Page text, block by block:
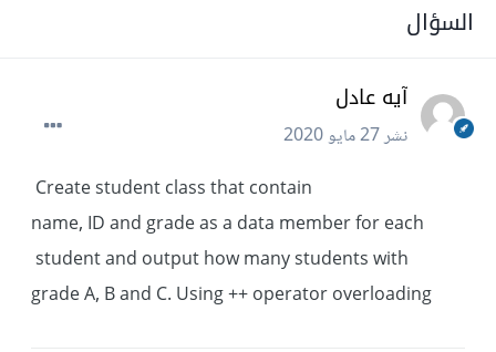
السؤال
آيه عادل
نشر27 مايو 2020
Create student class that contain
name, ID and grade as a data member for each
student and output how many students with
grade A, B and C. Using ++ operator overloading